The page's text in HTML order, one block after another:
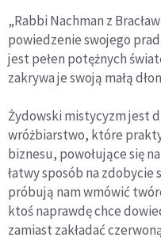
„Rabbi Nachman z
powiedzenie swojego
jest pełen potężnych
zakrywa je swoją małą
Żydowski mistycyzm jest
wróżbiarstwo, które
biznesu, powołujące się
łatwy sposób na zdobycie
próbują nam wmówić
ktoś naprawdę chce
zamiast zakładać